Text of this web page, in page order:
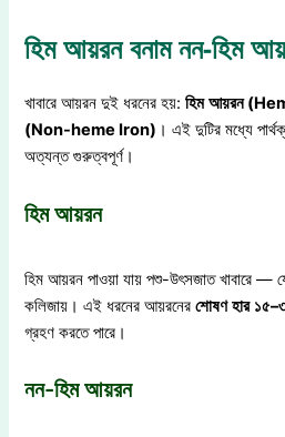
হিম আয়রন বনাম নন-হিম
খাবারে আয়রন দুই ধরনের হয়:হিম আয়রন
(Non-heme Iron) । এই দুটির মধ্যে
অত্যন্ত গুরুত্বপূর্ণ।
হিম আয়রন
হিম আয়রন পাওয়া যায় পশু-উৎসজাত খাবারে —
কলিজায়। এই ধরনের আয়রনেরশোষণ হার ১৫–
গ্রহণ করতে পারে।
নন-হিম আয়রন